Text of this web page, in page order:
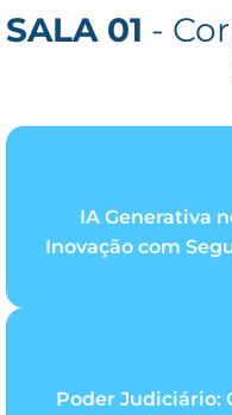
SALA 01 -
IA Generativa
Inovação com
Poder Judiciário: